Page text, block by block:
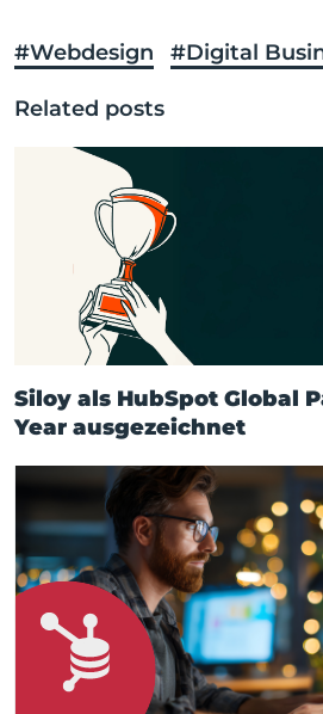
#Webdesign #Digital
Related posts
Siloy als HubSpot Global
Year ausgezeichnet